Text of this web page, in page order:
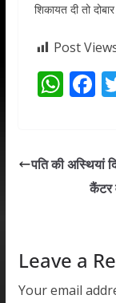
शिकायत दी तो
Post
W
s
F
b
o
पति की अस्थियां
कैंटर
Leave a
Your email